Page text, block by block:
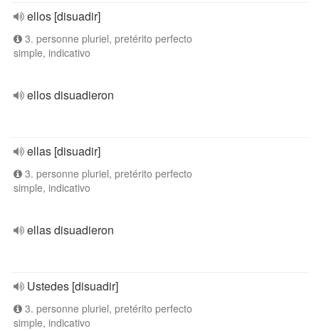
ellos [disuadir]
3. personne pluriel, pretérito perfecto
simple, indicativo
ellos disuadieron
ellas [disuadir]
3. personne pluriel, pretérito perfecto
simple, indicativo
ellas disuadieron
Ustedes [disuadir]
3. personne pluriel, pretérito perfecto
simple, indicativo